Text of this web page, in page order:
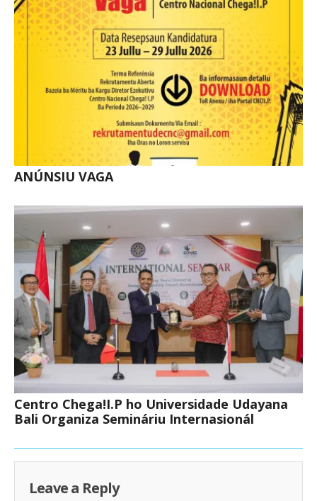
ANÚNSIU VAGA
Centro Chega!I.P ho Universidade Udayana
Bali Organiza Semináriu Internasionál
Leave a Reply